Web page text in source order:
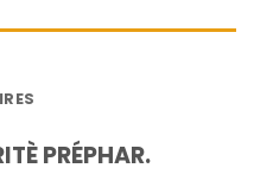
PRÉPHAR.